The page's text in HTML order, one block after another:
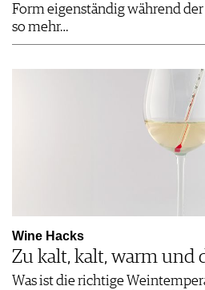
Form eigenständig während
so mehr…
Wine Hacks
Zu kalt, kalt, warm und
Was ist die richtige